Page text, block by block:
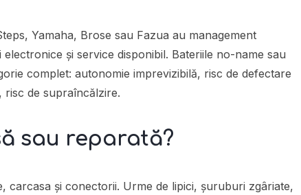
Yamaha, Brose sau Fazua au management
și service disponibil. Bateriile no-name sau
complet: autonomie imprevizibilă, risc de defectare
de supraîncălzire.
sau reparată?
carcasa și conectorii. Urme de lipici, șuruburi zgâriate,